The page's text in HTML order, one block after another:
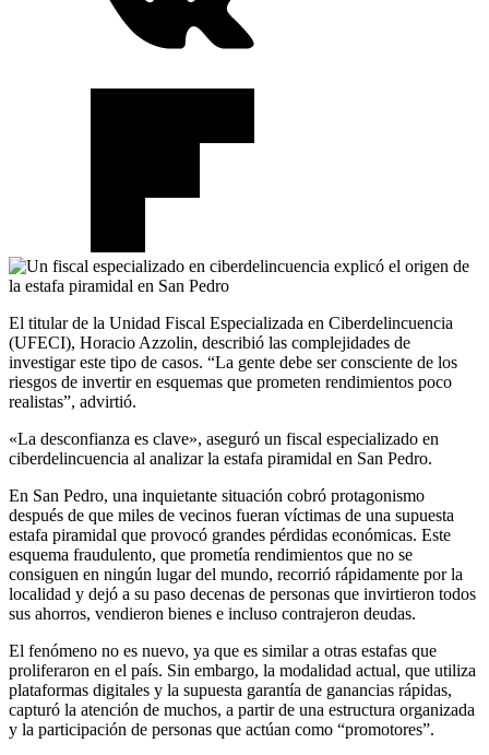
El titular de la Unidad Fiscal Especializada en Ciberdelincuencia
(UFECI), Horacio Azzolin, describió las complejidades de
investigar este tipo de casos. “La gente debe ser consciente de los
riesgos de invertir en esquemas que prometen rendimientos poco
realistas”, advirtió.
«La desconfianza es clave», aseguró un fiscal especializado en
ciberdelincuencia al analizar la estafa piramidal en San Pedro.
En San Pedro, una inquietante situación cobró protagonismo
después de que miles de vecinos fueran víctimas de una supuesta
estafa piramidal que provocó grandes pérdidas económicas. Este
esquema fraudulento, que prometía rendimientos que no se
consiguen en ningún lugar del mundo, recorrió rápidamente por la
localidad y dejó a su paso decenas de personas que invirtieron todos
sus ahorros, vendieron bienes e incluso contrajeron deudas.
El fenómeno no es nuevo, ya que es similar a otras estafas que
proliferaron en el país. Sin embargo, la modalidad actual, que utiliza
plataformas digitales y la supuesta garantía de ganancias rápidas,
capturó la atención de muchos, a partir de una estructura organizada
y la participación de personas que actúan como “promotores”.